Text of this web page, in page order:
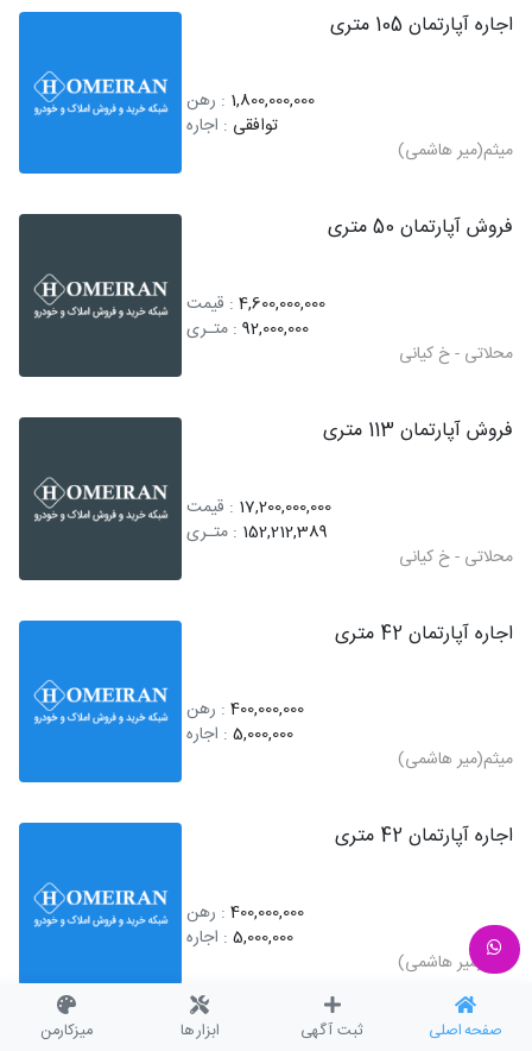
اجاره آپارتمان 105 متری
1,800,000,000 : رهن
توافقی : اجاره
میثم(میر هاشمی)
فروش آپارتمان 50 متری
4,600,000,000 : قیمت
92,000,000 : متـری
محلاتی - خ کیانی
فروش آپارتمان 113 متری
17,200,000,000 : قیمت
152,212,389 : متـری
محلاتی - خ کیانی
اجاره آپارتمان 42 متری
400,000,000 : رهن
5,000,000 : اجاره
میثم(میر هاشمی)
اجاره آپارتمان 42 متری
400,000,000 : رهن
5,000,000 : اجاره
میثم(میر هاشمی)
فروش آپارتمان 110 متری
صفحه اصلی ثبت آگهی ابزار ها میزکارمن